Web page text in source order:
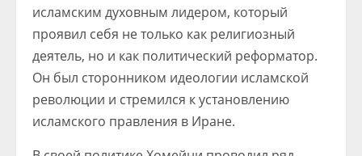
исламским духовным лидером, который
проявил себя не только как религиозный
деятель, но и как политический реформатор.
Он был сторонником идеологии исламской
революции и стремился к установлению
исламского правления в Иране.